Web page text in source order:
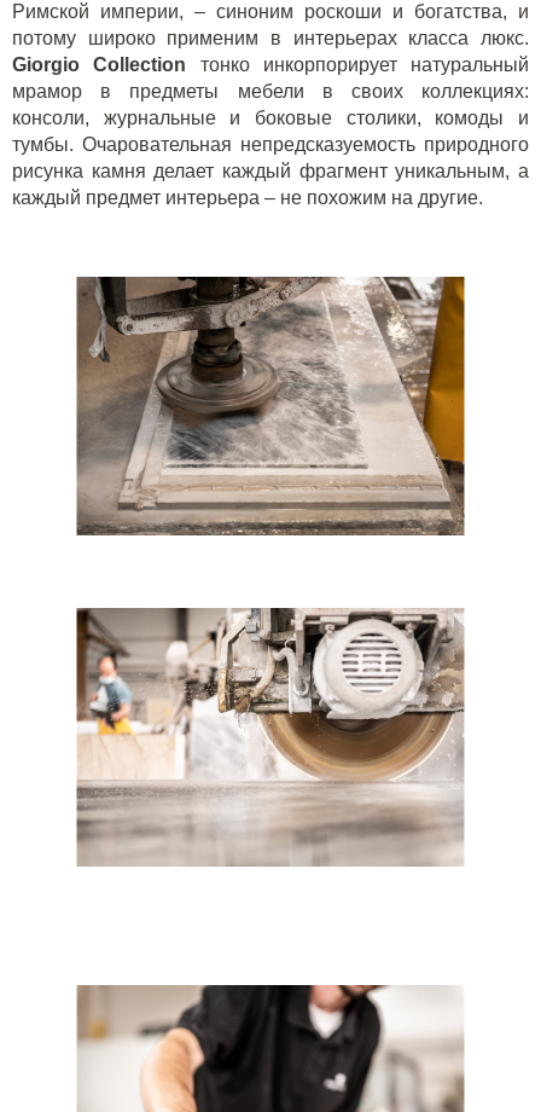
Римской империи, – синоним роскоши и богатства, и
потому широко применим в интерьерах класса люкс.
Giorgio
Collection
тонко инкорпорирует натуральный
мрамор в предметы мебели в своих коллекциях:
консоли, журнальные и боковые столики, комоды и
тумбы. Очаровательная непредсказуемость природного
рисунка камня делает каждый фрагмент уникальным, а
каждый предмет интерьера – не похожим на другие.